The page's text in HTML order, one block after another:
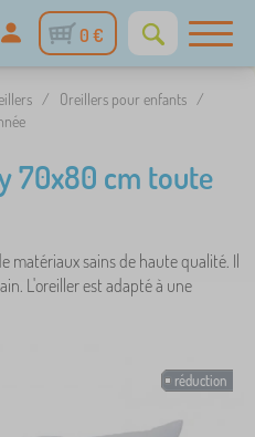
0 €
/ Oreillers pour enfants /
70x80 cm toute
matériaux sains de haute qualité. Il
L'oreiller est adapté à une
réduction